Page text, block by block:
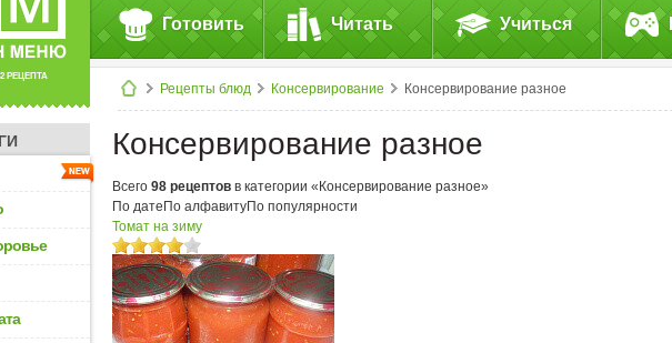
РЕЦЕПТА
Готовить Читать Учиться
Рецепты блюд Консервирование Консервирование разное
Консервирование разное
Всего 98 рецептов в категории «Консервирование разное»
По дате По алфавитуПо популярности
Томат на зиму